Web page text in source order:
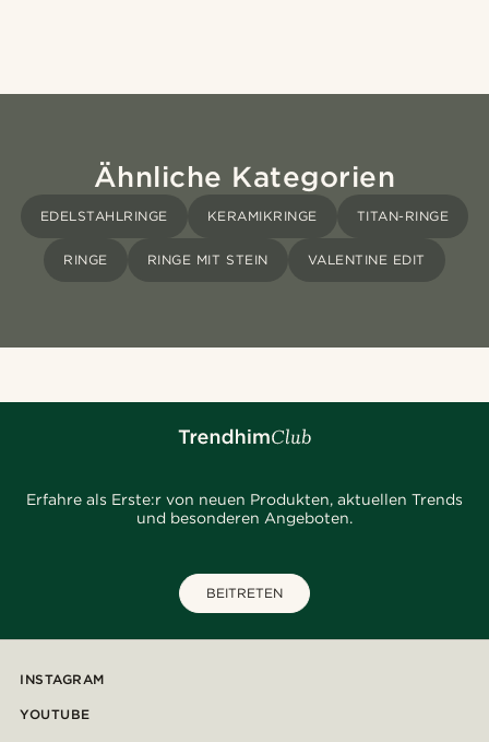
Ähnliche Kategorien
EDELSTAHLRINGE KERAMIKRINGE TITAN-RINGE
RINGE RINGE MIT STEIN VALENTINE EDIT
Erfahre als Erste:r von neuen Produkten, aktuellen Trends
und besonderen Angeboten.
BEITRETEN
INSTAGRAM
YOUTUBE